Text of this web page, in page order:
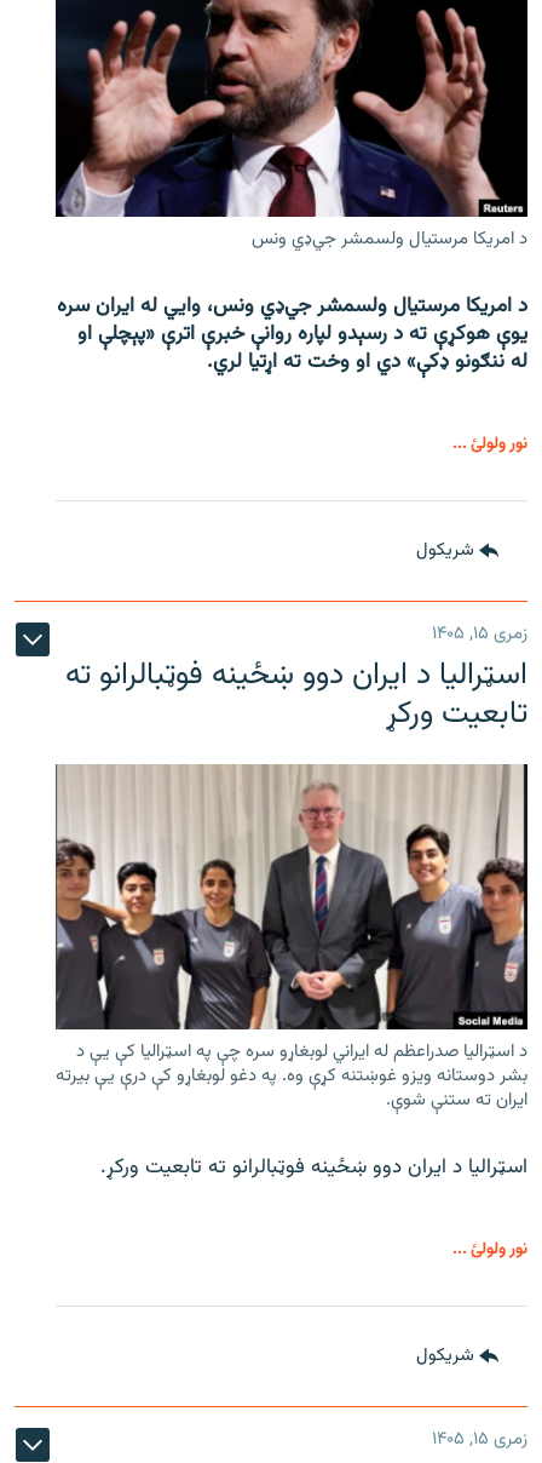
د امریکا مرستیال ولسمشر جي‌ډي ونس
د امریکا مرستیال ولسمشر جي‌ډي ونس، وايي له ایران سره
یوې هوکړې ته د رسېدو لپاره روانې خبرې اترې «پېچلې او
له ننګونو ډکې» دي او وخت ته اړتیا لري.
نور ولولئ ...
شريکول
زمری ۱۵, ۱۴۰۵
اسټرالیا د ایران دوو ښځینه فوټبالرانو ته
تابعیت ورکړ
د اسټرالیا صدراعظم له ایراني لوبغاړو سره چې په اسټرالیا کې يې د
بشر دوستانه ویزو غوښتنه کړې وه. په دغو لوبغاړو کې درې يې بیرته
ایران ته ستنې شوې.
اسټرالیا د ایران دوو ښځینه فوټبالرانو ته تابعیت ورکړ.
نور ولولئ ...
شريکول
زمری ۱۵, ۱۴۰۵